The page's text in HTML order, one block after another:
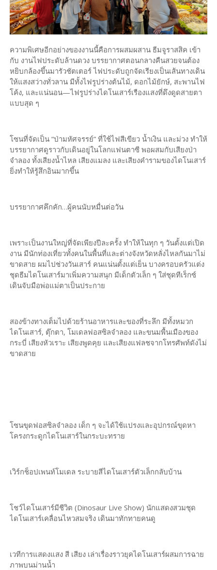
ความพิเศษอีกอย่างของงานนี้คือการผสมผสาน ธีมจูราสสิค เข้า
กับ งานไฟประดับล้านดวง บรรยากาศตอนกลางคืนสวยจนต้อง
หยิบกล้องขึ้นมารัวชัตเตอร์ ไฟประดับถูกจัดเรียงเป็นเส้นทางเดิน
ให้แสงสว่างทั่วลาน มีทั้งไฟรูปร่างต้นไม้, ดอกไม้ยักษ์, สะพานไฟ
โค้ง, และแน่นอน—ไฟรูปร่างไดโนเสาร์เรืองแสงที่ดึงดูดสายตา
แบบสุด ๆ
โซนที่จัดเป็น “ป่ามหัศจรรย์” ที่ใช้ไฟสีเขียว น้ำเงิน และม่วง ทำให้
บรรยากาศดูราวกับเดินอยู่ในโลกแฟนตาซี พอผสมกับเสียงป่า
จำลอง ทั้งเสียงน้ำไหล เสียงแมลง และเสียงคำรามของไดโนเสาร์
ยิ่งทำให้รู้สึกอินมากขึ้น
บรรยากาศคึกคัก…ผู้คนนับหมื่นต่อวัน
เพราะเป็นงานใหญ่ที่จัดเพียงปีละครั้ง ทำให้ในทุก ๆ วันตั้งแต่เปิด
งาน มีนักท่องเที่ยวทั้งคนในพื้นที่และต่างจังหวัดหลั่งไหลกันมาไม่
ขาดสาย ผมไปช่วงวันเสาร์ คนแน่นตั้งแต่เย็น บางครอบครัวแต่ง
ชุดธีมไดโนเสาร์มาเพิ่มความสนุก มีเด็กตัวเล็ก ๆ ใส่ชุดทีเร็กซ์
เดินจับมือพ่อแม่ตาเป็นประกาย
สองข้างทางเต็มไปด้วยร้านอาหารและของที่ระลึก มีทั้งหมวก
ไดโนเสาร์, ตุ๊กตา, โมเดลฟอสซิลจำลอง และขนมพื้นเมืองของ
กระบี่ เสียงหัวเราะ เสียงพูดคุย และเสียงแฟลชจากโทรศัพท์ดังไม่
ขาดสาย
โซนขุดฟอสซิลจำลอง เด็ก ๆ จะได้ใช้แปรงและอุปกรณ์ขุดหา
โครงกระดูกไดโนเสาร์ในกระบะทราย
เวิร์กช็อปเพนท์โมเดล ระบายสีไดโนเสาร์ตัวเล็กกลับบ้าน
โชว์ไดโนเสาร์มีชีวิต (Dinosaur Live Show) นักแสดงสวมชุด
ไดโนเสาร์เคลื่อนไหวสมจริง เดินมาทักทายคนดู
เวทีการแสดงแสง สี เสียง เล่าเรื่องราวยุคไดโนเสาร์ผสมการฉาย
ภาพบนม่านน้ำ